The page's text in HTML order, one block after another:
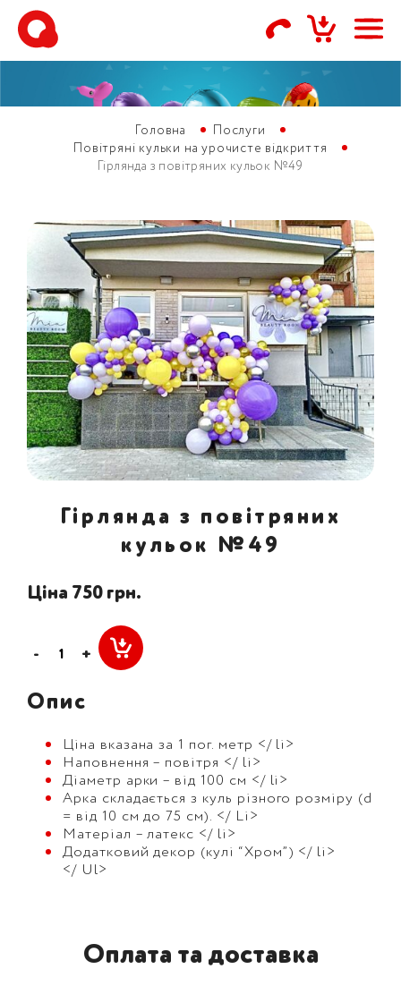
Головна
Послуги
Повітряні кульки на урочисте відкриття
Гірлянда з повітряних кульок №49
Гірлянда з повітряних
кульок №49
Ціна 750 грн.
- +
Опис
Ціна вказана за 1 пог. метр </ li>
Наповнення – повітря </ li>
Діаметр арки – від 100 см </ li>
Арка складається з куль різного розміру (d
= від 10 см до 75 см). </ Li>
Матеріал – латекс </ li>
Додатковий декор (кулі “Хром”) </ li>
</ Ul>
Оплата та доставка